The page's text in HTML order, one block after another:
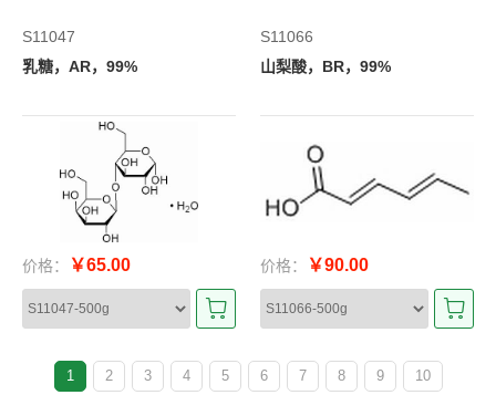
S11047
乳糖，AR，99%
价格： ￥65.00
S11066
山梨酸，BR，99%
价格： ￥90.00
1 2 3 4 5 6 7 8 9 10